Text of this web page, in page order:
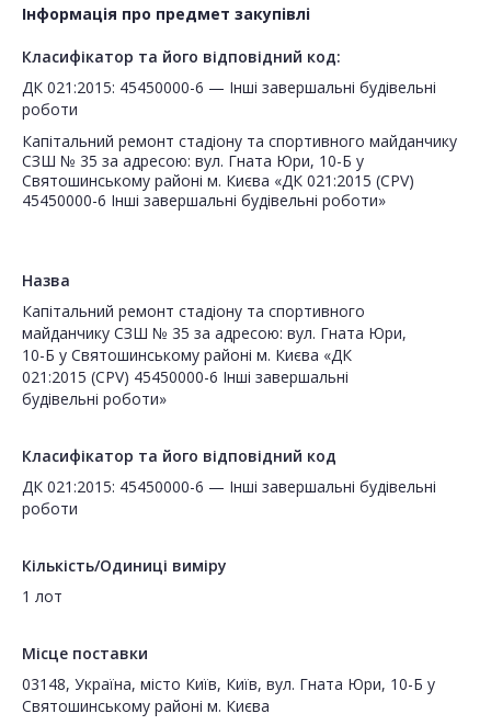
Інформація про предмет закупівлі
Класифікатор та його відповідний код:
ДК 021:2015: 45450000-6 — Інші завершальні будівельні
роботи
Капітальний ремонт стадіону та спортивного майданчику
СЗШ № 35 за адресою: вул. Гната Юри, 10-Б у
Святошинському районі м. Києва «ДК 021:2015 (CPV)
45450000-6 Інші завершальні будівельні роботи»
Назва
Капітальний ремонт стадіону та спортивного
майданчику СЗШ № 35 за адресою: вул. Гната Юри,
10-Б у Святошинському районі м. Києва «ДК
021:2015 (CPV) 45450000-6 Інші завершальні
будівельні роботи»
Класифікатор та його відповідний код
ДК 021:2015: 45450000-6 — Інші завершальні будівельні
роботи
Кількість/Одиниці виміру
1 лот
Місце поставки
03148, Україна, місто Київ, Київ, вул. Гната Юри, 10-Б у
Святошинському районі м. Києва